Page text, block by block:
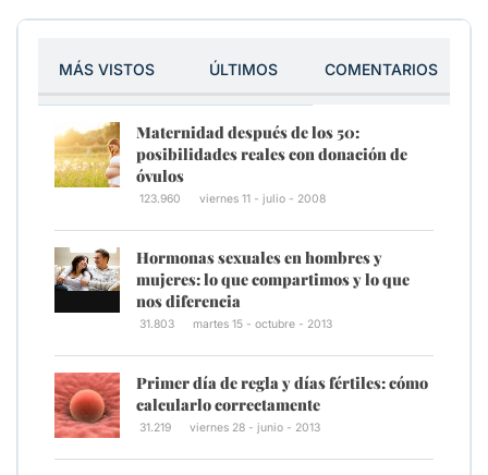
MÁS VISTOS ÚLTIMOS COMENTARIOS
Maternidad después de los 50:
posibilidades reales con donación de
óvulos
123.960 viernes 11 - julio - 2008
Hormonas sexuales en hombres y
mujeres: lo que compartimos y lo que
nos diferencia
31.803 martes 15 - octubre - 2013
Primer día de regla y días fértiles: cómo
calcularlo correctamente
31.219 viernes 28 - junio - 2013